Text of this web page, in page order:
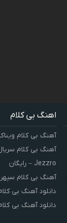
اهنگ بی کلام
آهنگ بی کلام
Jezzro – رایگان
آهنگ بی کلام
دانلود آهنگ بی
دانلود آهنگ بی